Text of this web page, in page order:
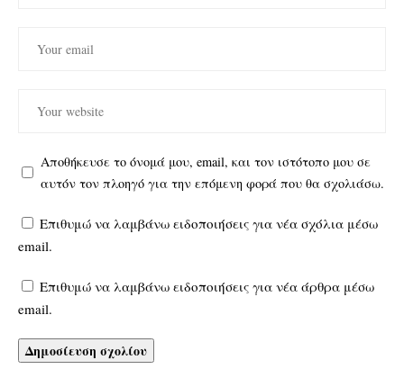
Αποθήκευσε το όνομά μου, email, και τον ιστότοπο μου σε
αυτόν τον πλοηγό για την επόμενη φορά που θα σχολιάσω.
Επιθυμώ να λαμβάνω ειδοποιήσεις για νέα σχόλια μέσω
email.
Επιθυμώ να λαμβάνω ειδοποιήσεις για νέα άρθρα μέσω
email.